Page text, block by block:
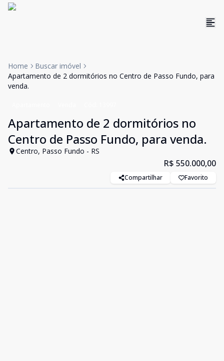
Home
Buscar imóvel
Apartamento de 2 dormitórios no Centro de Passo Fundo, para
venda.
Apartamento de 2 dormitórios no
Centro de Passo Fundo, para venda.
Centro, Passo Fundo - RS
R$ 550.000,00
Compartilhar Favorito